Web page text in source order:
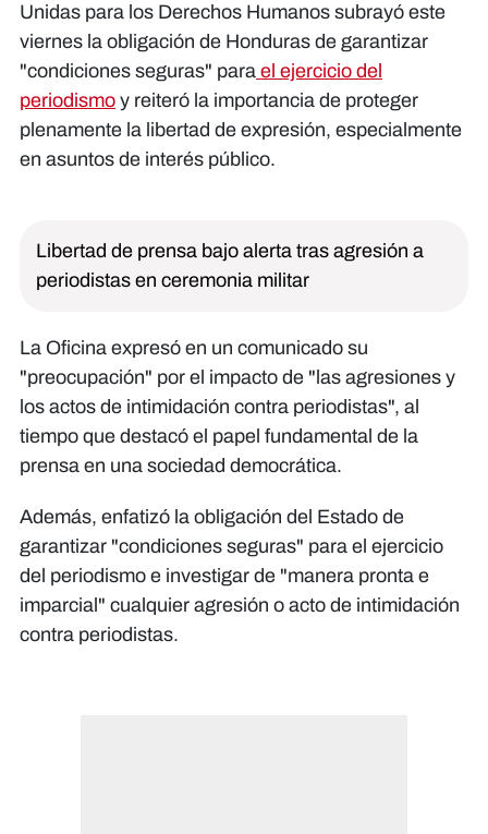
Unidas para los Derechos Humanos subrayó este
viernes la obligación de Honduras de garantizar
"condiciones seguras" para el ejercicio del
periodismo y reiteró la importancia de proteger
plenamente la libertad de expresión, especialmente
en asuntos de interés público.
Libertad de prensa bajo alerta tras agresión a
periodistas en ceremonia militar
La Oficina expresó en un comunicado su
"preocupación" por el impacto de "las agresiones y
los actos de intimidación contra periodistas", al
tiempo que destacó el papel fundamental de la
prensa en una sociedad democrática.
Además, enfatizó la obligación del Estado de
garantizar "condiciones seguras" para el ejercicio
del periodismo e investigar de "manera pronta e
imparcial" cualquier agresión o acto de intimidación
contra periodistas.